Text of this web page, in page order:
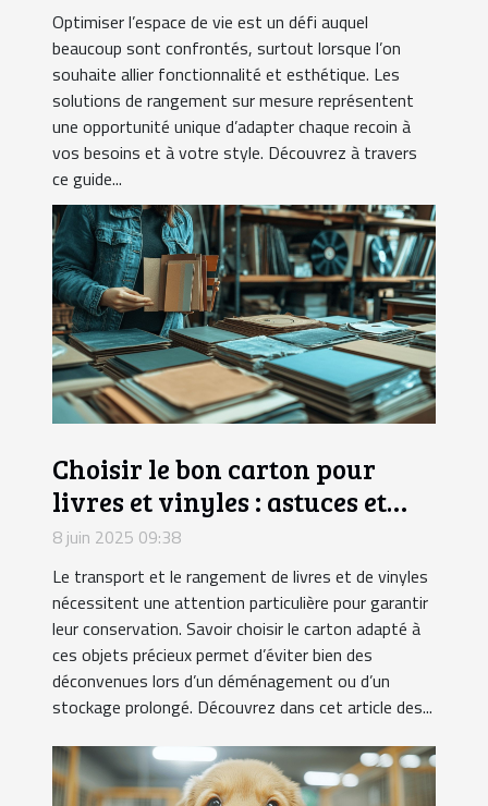
Optimiser l’espace de vie est un défi auquel
beaucoup sont confrontés, surtout lorsque l’on
souhaite allier fonctionnalité et esthétique. Les
solutions de rangement sur mesure représentent
une opportunité unique d’adapter chaque recoin à
vos besoins et à votre style. Découvrez à travers
ce guide...
Choisir le bon carton pour
livres et vinyles : astuces et
conseils
8 juin 2025 09:38
Le transport et le rangement de livres et de vinyles
nécessitent une attention particulière pour garantir
leur conservation. Savoir choisir le carton adapté à
ces objets précieux permet d’éviter bien des
déconvenues lors d’un déménagement ou d’un
stockage prolongé. Découvrez dans cet article des...